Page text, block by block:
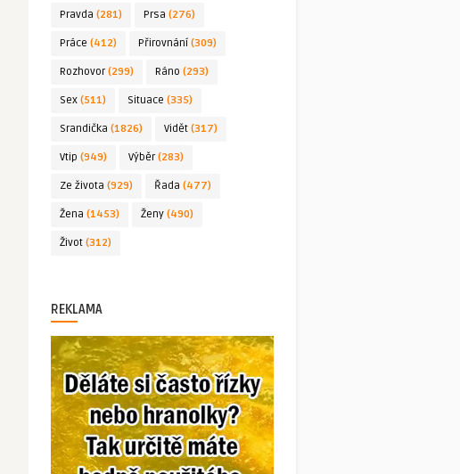
Pravda (281) Prsa (276)
Práce (412) Přirovnání (309)
Rozhovor(299) Ráno (293)
Sex (511) Situace (335)
Srandička (1826) Vidět (317)
Vtip (949) Výběr(283)
Ze života (929) Řada (477)
Žena (1453) Ženy (490)
Život (312)
REKLAMA